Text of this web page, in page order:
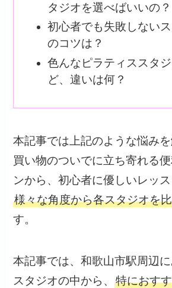
タジオを選べばいいの？
初心者でも失敗しない
のコツは？
色んなピラティススタ
ど、違いは何？
本記事では上記のような悩み
買い物のついでに立ち寄れる
ンから、初心者に優しいレッス
様々な角度から各スタジオを
す。
本記事では、和歌山市駅周辺
スタジオの中から、特におす